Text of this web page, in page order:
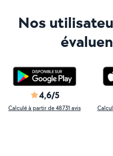
Nos
4,6/5
Calculé à partir de 48731 avis